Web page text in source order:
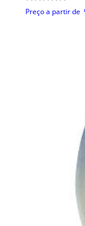
Preço a partir de